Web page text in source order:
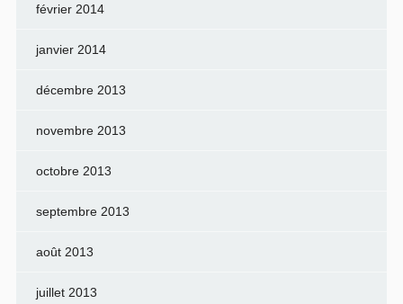
février 2014
janvier 2014
décembre 2013
novembre 2013
octobre 2013
septembre 2013
août 2013
juillet 2013